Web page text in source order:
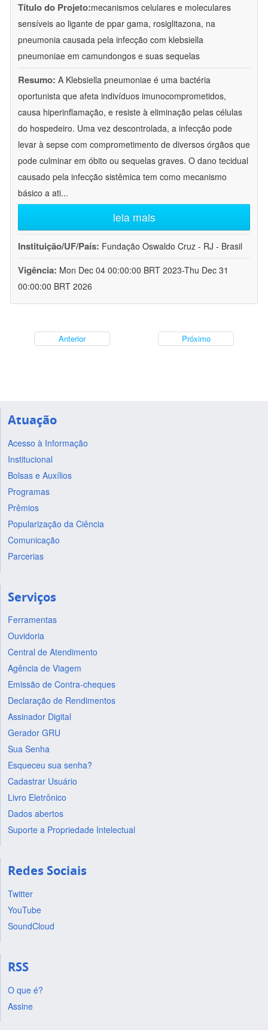
Título do Projeto:mecanismos celulares e moleculares
sensíveis ao ligante de ppar gama, rosiglitazona, na
pneumonia causada pela infecção com klebsiella
pneumoniae em camundongos e suas sequelas
Resumo: A Klebsiella pneumoniae é uma bactéria
oportunista que afeta indivíduos imunocomprometidos,
causa hiperinflamação, e resiste à eliminação pelas células
do hospedeiro. Uma vez descontrolada, a infecção pode
levar à sepse com comprometimento de diversos órgãos que
pode culminar em óbito ou sequelas graves. O dano tecidual
causado pela infecção sistêmica tem como mecanismo
básico a ati...
leia mais
Instituição/UF/País: Fundação Oswaldo Cruz - RJ - Brasil
Vigência: Mon Dec 04 00:00:00 BRT 2023-Thu Dec 31
00:00:00 BRT 2026
Anterior Próximo
Atuação
Acesso à Informação
Institucional
Bolsas e Auxílios
Programas
Prêmios
Popularização da Ciência
Comunicação
Parcerias
Serviços
Ferramentas
Ouvidoria
Central de Atendimento
Agência de Viagem
Emissão de Contra-cheques
Declaração de Rendimentos
Assinador Digital
Gerador GRU
Sua Senha
Esqueceu sua senha?
Cadastrar Usuário
Livro Eletrônico
Dados abertos
Suporte a Propriedade Intelectual
Redes Sociais
Twitter
YouTube
SoundCloud
RSS
O que é?
Assine